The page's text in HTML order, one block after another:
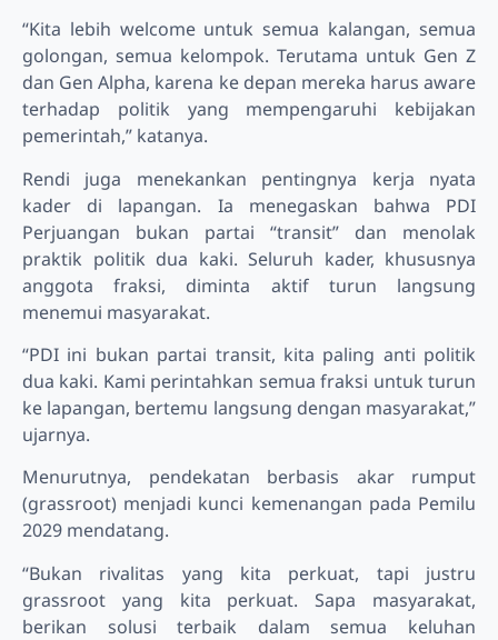
“Kita lebih welcome untuk semua kalangan, semua
golongan, semua kelompok. Terutama untuk Gen Z
dan Gen Alpha, karena ke depan mereka harus aware
terhadap politik yang mempengaruhi kebijakan
pemerintah,” katanya.
Rendi juga menekankan pentingnya kerja nyata
kader di lapangan. Ia menegaskan bahwa PDI
Perjuangan bukan partai “transit” dan menolak
praktik politik dua kaki. Seluruh kader, khususnya
anggota fraksi, diminta aktif turun langsung
menemui masyarakat.
“PDI ini bukan partai transit, kita paling anti politik
dua kaki. Kami perintahkan semua fraksi untuk turun
ke lapangan, bertemu langsung dengan masyarakat,”
ujarnya.
Menurutnya, pendekatan berbasis akar rumput
(grassroot) menjadi kunci kemenangan pada Pemilu
2029 mendatang.
“Bukan rivalitas yang kita perkuat, tapi justru
grassroot yang kita perkuat. Sapa masyarakat,
berikan solusi terbaik dalam semua keluhan